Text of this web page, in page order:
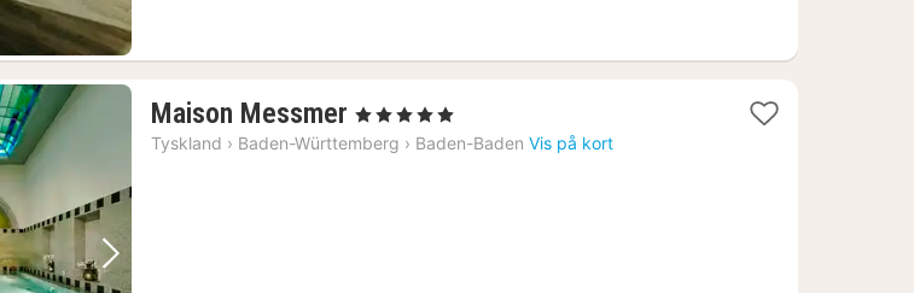
Næste billede
Maison Messmer 1
nat
, 5 Stjerner
Tyskland › Baden-Württemberg › Baden-Baden Vis på kort